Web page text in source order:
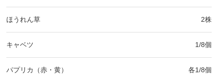
ほうれん草 2株
キャベツ 1/8個
パプリカ（赤・黄） 各1/8個